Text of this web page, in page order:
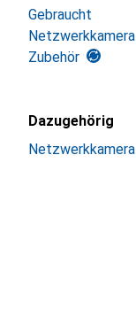
Gebraucht
Netzwerkkamera
Zubehör
Dazugehörig
Netzwerkkamera